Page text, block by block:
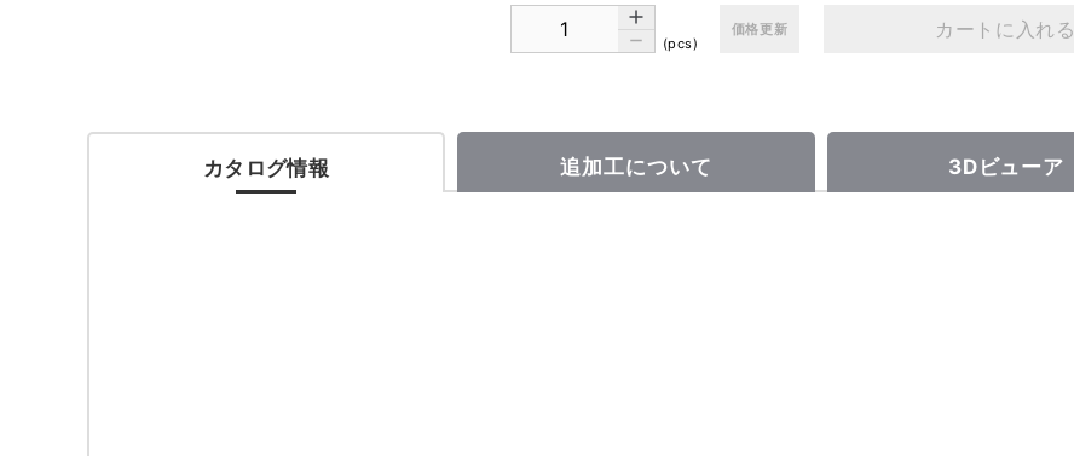
(pcs)
価格更新 カートに入れる
カタログ情報 追加工について 3Dビューア